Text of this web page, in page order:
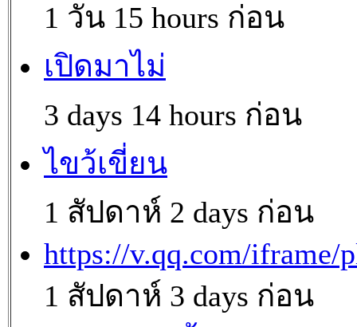
1 วัน 15 hours ก่อน
เปิดมาไม่
3 days 14 hours ก่อน
ไขว้เขี่ยน
1 สัปดาห์ 2 days ก่อน
https://v.qq.com/iframe/
1 สัปดาห์ 3 days ก่อน